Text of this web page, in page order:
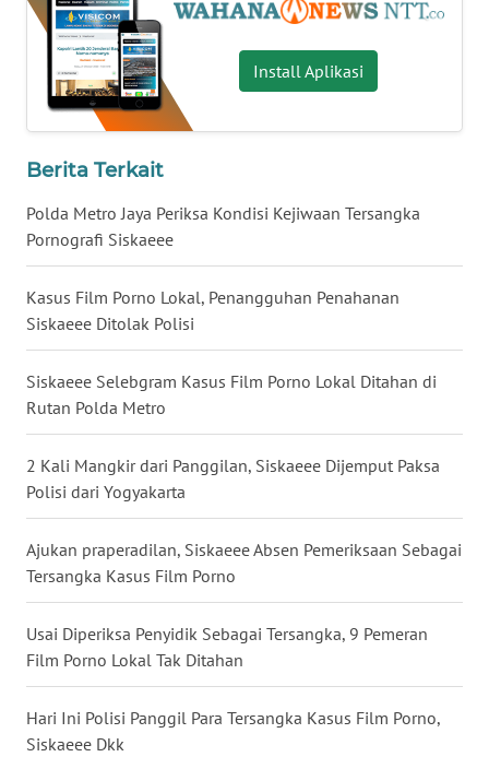
Install Aplikasi
Berita Terkait
Polda Metro Jaya Periksa Kondisi Kejiwaan Tersangka
Pornografi Siskaeee
Kasus Film Porno Lokal, Penangguhan Penahanan
Siskaeee Ditolak Polisi
Siskaeee Selebgram Kasus Film Porno Lokal Ditahan di
Rutan Polda Metro
2 Kali Mangkir dari Panggilan, Siskaeee Dijemput Paksa
Polisi dari Yogyakarta
Ajukan praperadilan, Siskaeee Absen Pemeriksaan Sebagai
Tersangka Kasus Film Porno
Usai Diperiksa Penyidik Sebagai Tersangka, 9 Pemeran
Film Porno Lokal Tak Ditahan
Hari Ini Polisi Panggil Para Tersangka Kasus Film Porno,
Siskaeee Dkk
WN
JATENG
NUSANTARA
WN
JOGJA
WN
JATIM
WN
BALI
WN
KALBAR
WN
KALTENG
WN
KALTARA
WN
KALSEL